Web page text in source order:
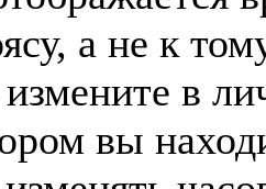
а не к
в
вы